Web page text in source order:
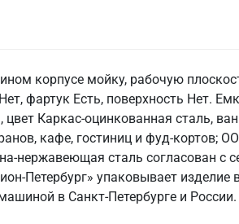
корпусе мойку, рабочую
фартук Есть, поверхность Нет.
Каркас-оцинкованная сталь,
кафе, гостиниц и фуд-кортов;
нержавеющая сталь согласован с
Петербург» упаковывает изделие
в Санкт‑Петербурге и России.